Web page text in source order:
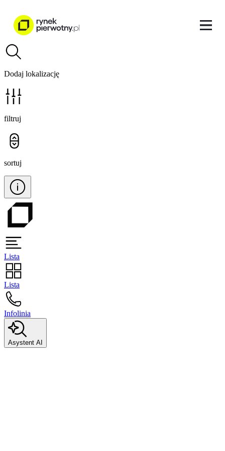
Dodaj lokalizację
filtruj
sortuj
Lista
Lista
Infolinia
Asystent AI